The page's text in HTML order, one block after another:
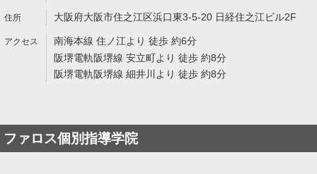
大阪府大阪市住之江区浜口東3-5-20 日経住之江ビル2F
南海本線 住ノ江より 徒歩 約6分
阪堺電軌阪堺線 安立町より 徒歩 約8分
阪堺電軌阪堺線 細井川より 徒歩 約8分
ファロス個別指導学院